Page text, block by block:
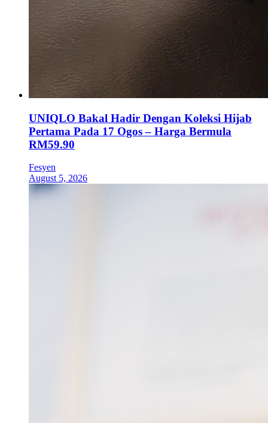
UNIQLO Bakal Hadir Dengan Koleksi Hijab
Pertama Pada 17 Ogos – Harga Bermula
RM59.90
Fesyen
August 5, 2026